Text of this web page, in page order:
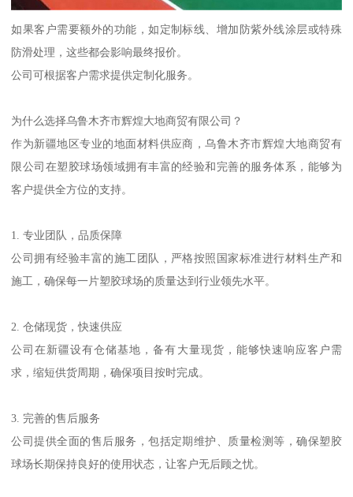
如果客户需要额外的功能，如定制标线、增加防紫外线涂层或特殊
防滑处理，这些都会影响最终报价。
公司可根据客户需求提供定制化服务。
为什么选择乌鲁木齐市辉煌大地商贸有限公司？
作为新疆地区专业的地面材料供应商，乌鲁木齐市辉煌大地商贸有
限公司在塑胶球场领域拥有丰富的经验和完善的服务体系，能够为
客户提供全方位的支持。
1. 专业团队，品质保障
公司拥有经验丰富的施工团队，严格按照国家标准进行材料生产和
施工，确保每一片塑胶球场的质量达到行业领先水平。
2. 仓储现货，快速供应
公司在新疆设有仓储基地，备有大量现货，能够快速响应客户需
求，缩短供货周期，确保项目按时完成。
3. 完善的售后服务
公司提供全面的售后服务，包括定期维护、质量检测等，确保塑胶
球场长期保持良好的使用状态，让客户无后顾之忧。